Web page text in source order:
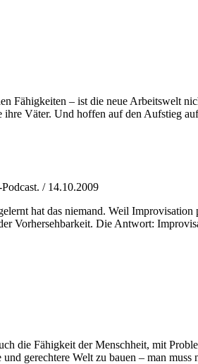
Fähigkeiten – ist die neue Arbeitswelt
Väter. Und hoffen auf den Aufstieg
/ 14.10.2009
hat das niemand. Weil
Vorhersehbarkeit. Die Antwort:
die Fähigkeit der Menschheit, mit
gerechtere Welt zu bauen – man muss